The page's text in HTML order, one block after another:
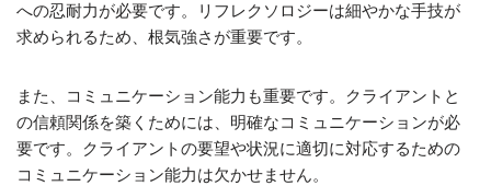
への忍耐力が必要です。リフレクソロジーは細やかな手技が
求められるため、根気強さが重要です。
また、コミュニケーション能力も重要です。クライアントと
の信頼関係を築くためには、明確なコミュニケーションが必
要です。クライアントの要望や状況に適切に対応するための
コミュニケーション能力は欠かせません。